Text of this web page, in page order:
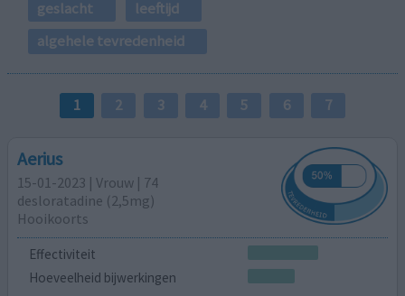
geslacht
leeftijd
algehele tevredenheid
1 2 3 4 5 6 7
Aerius
15-01-2023 | Vrouw | 74
desloratadine (2,5mg)
Hooikoorts
Effectiviteit
Hoeveelheid bijwerkingen